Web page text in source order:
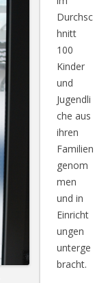
Durchsc
hnitt
100
Kinder
und
Jugendli
che aus
ihren
Familien
genom
men
und in
Einricht
ungen
unterge
bracht.